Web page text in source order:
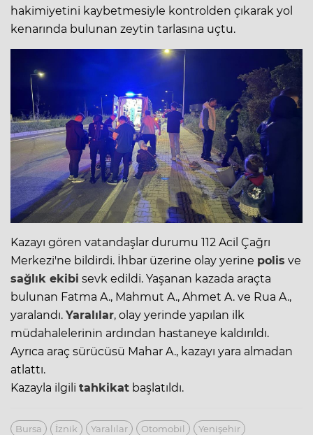
hakimiyetini kaybetmesiyle kontrolden çıkarak yol
kenarında bulunan zeytin tarlasına uçtu.
Kazayı gören vatandaşlar durumu 112 Acil Çağrı
Merkezi'ne bildirdi. İhbar üzerine olay yerine polis ve
sağlık ekibi sevk edildi. Yaşanan kazada araçta
bulunan Fatma A., Mahmut A., Ahmet A. ve Rua A.,
yaralandı. Yaralılar, olay yerinde yapılan ilk
müdahalelerinin ardından hastaneye kaldırıldı.
Ayrıca araç sürücüsü Mahar A., kazayı yara almadan
atlattı.
Kazayla ilgili tahkikat başlatıldı.
Bursa İznik Yaralılar Otomobil
Yenişehir